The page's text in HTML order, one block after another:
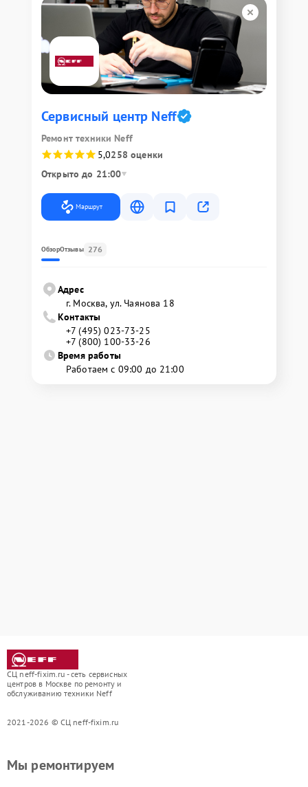
Сервисный центр Neff
Ремонт техники Neff
5,0258 оценки
Открыто до 21:00
Маршрут
ОбзорОтзывы 276
Адрес
г. Москва, ул. Чаянова 18
Контакты
+7 (495) 023-73-25
+7 (800) 100-33-26
Время работы
Работаем с 09:00 до 21:00
СЦ neff-fixim.ru - сеть сервисных
центров в Москве по ремонту и
обслуживанию техники Neff
2021-2026 © СЦ neff-fixim.ru
Мы ремонтируем